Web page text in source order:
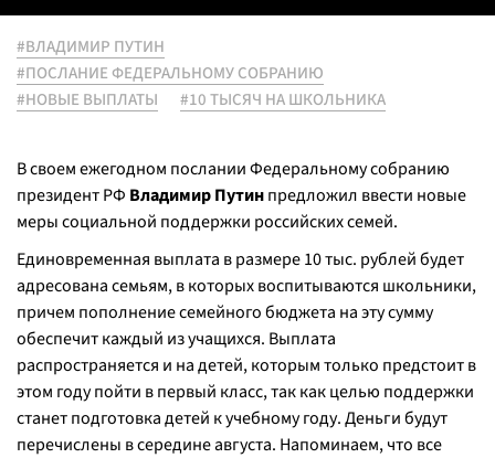
#ВЛАДИМИР ПУТИН
#ПОСЛАНИЕ ФЕДЕРАЛЬНОМУ СОБРАНИЮ
#НОВЫЕ ВЫПЛАТЫ
#10 ТЫСЯЧ НА ШКОЛЬНИКА
В своем ежегодном послании Федеральному собранию
президент РФ Владимир Путинпредложил ввести новые
меры социальной поддержки российских семей.
Единовременная выплата в размере 10 тыс. рублей будет
адресована семьям, в которых воспитываются школьники,
причем пополнение семейного бюджета на эту сумму
обеспечит каждый из учащихся. Выплата
распространяется и на детей, которым только предстоит в
этом году пойти в первый класс, так как целью поддержки
станет подготовка детей к учебному году. Деньги будут
перечислены в середине августа. Напоминаем, что все